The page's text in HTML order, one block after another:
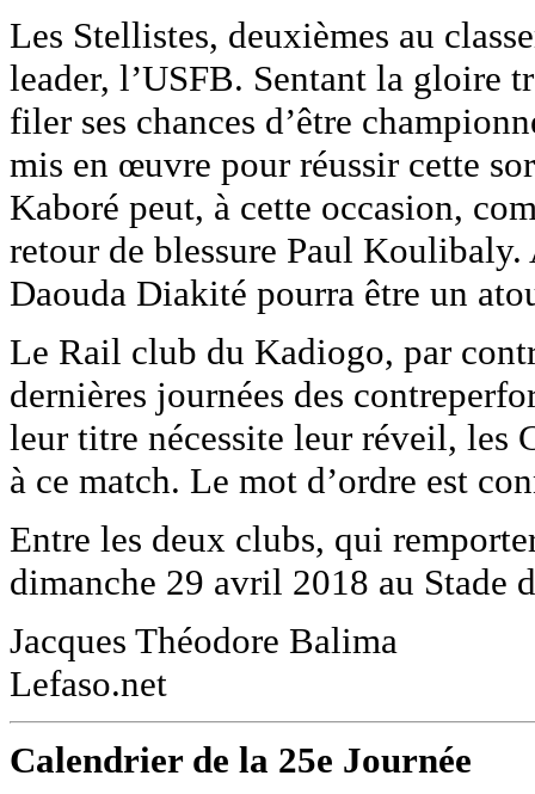
Les Stellistes, deuxièmes au
leader, l’USFB. Sentant la gloire
filer ses chances d’être
mis en œuvre pour réussir cette
Kaboré peut, à cette occasion,
retour de blessure Paul Koulibaly.
Daouda Diakité pourra être un
Le Rail club du Kadiogo, par
dernières journées des
leur titre nécessite leur réveil, les
à ce match. Le mot d’ordre est
Entre les deux clubs, qui
dimanche 29 avril 2018 au Stade
Jacques Théodore Balima
Lefaso.net
Calendrier de la 25e Journée